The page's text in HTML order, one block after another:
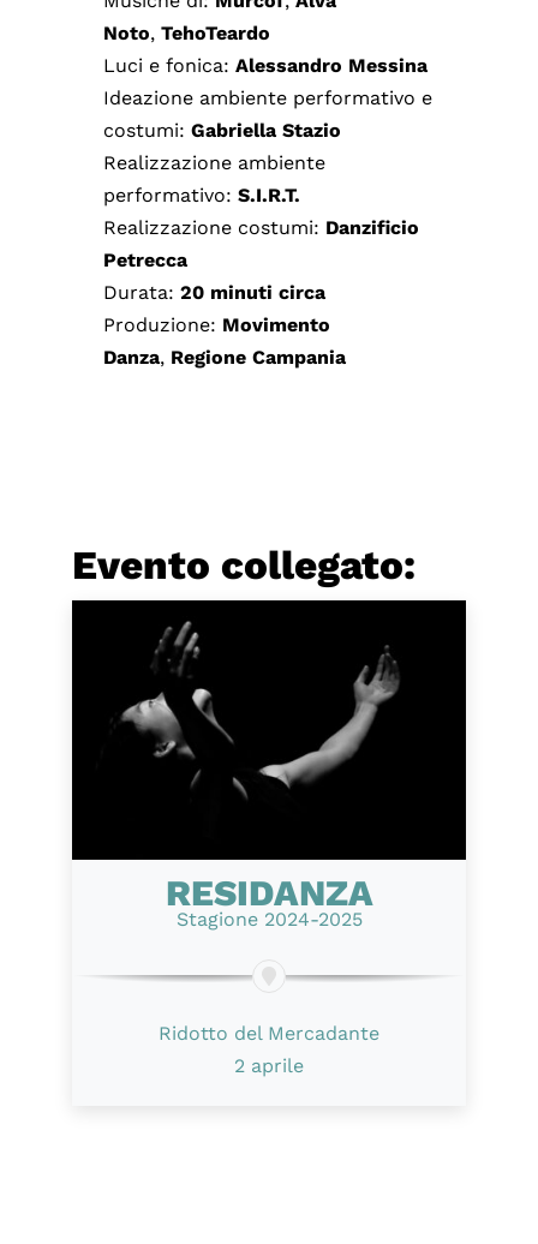
Noto,TehoTeardo
Luci e fonica:Alessandro Messina
Ideazione ambiente performativo e
costumi:Gabriella Stazio
Realizzazione ambiente
performativo:S.I.R.T.
Realizzazione costumi: Danzificio
Petrecca
Durata:20 minuti circa
Produzione: Movimento
Danza, Regione Campania
Evento collegato:
RESIDANZA
Stagione 2024-2025
Ridotto del Mercadante
2 aprile